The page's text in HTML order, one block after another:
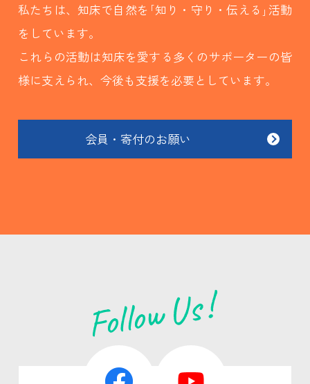
私たちは、知床で自然を｢知り・守り・伝える｣活動
をしています。
これらの活動は知床を愛する多くのサポーターの皆
様に支えられ、今後も支援を必要としています。
会員・寄付のお願い